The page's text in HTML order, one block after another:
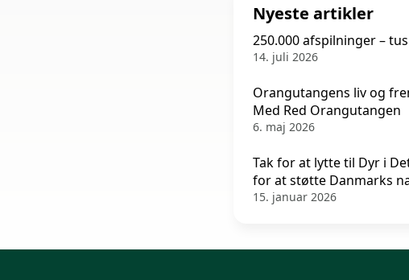
Nyeste artikler
250.000 afspilninger –
14. juli 2026
Orangutangens liv og
Med Red Orangutangen
6. maj 2026
Tak for at lytte til Dyr i
for at støtte Danmarks
15. januar 2026